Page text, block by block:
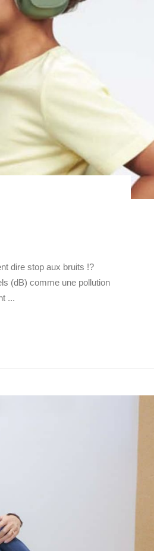
dire stop aux bruits !?
(dB) comme une pollution
...